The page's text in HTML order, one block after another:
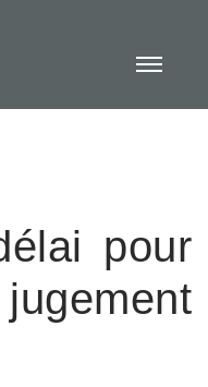
pour